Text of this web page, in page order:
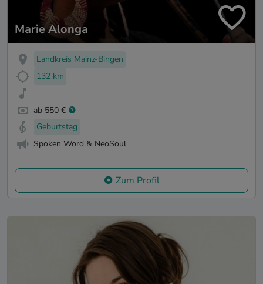
Marie Alonga
Landkreis Mainz-Bingen
132 km
ab 550 €
Geburtstag
Spoken Word & NeoSoul
Zum Profil